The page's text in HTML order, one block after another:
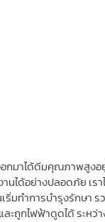
กมาได้ดีมคุณภาพสูงอ
นได้อย่างปลอดภัย เ
ทำการบำรุงรักษา ร
ถูกไฟฟ้าดูดได้ ระหว่